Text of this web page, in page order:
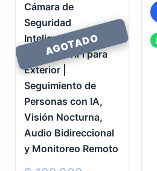
Cámara de
Seguridad
Inteligente WJG
2MP HD WiFi para
Exterior |
Seguimiento de
Personas con IA,
Visión Nocturna,
Audio Bidireccional
y Monitoreo Remoto